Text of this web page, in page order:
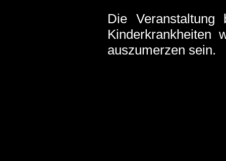
Die
Kinderkrankheiten
auszumerzen sein.